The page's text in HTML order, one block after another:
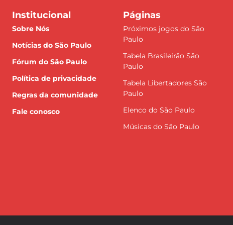
Institucional
Sobre Nós
Notícias do São Paulo
Fórum do São Paulo
Política de privacidade
Regras da comunidade
Fale conosco
Páginas
Próximos jogos do São
Paulo
Tabela Brasileirão São
Paulo
Tabela Libertadores São
Paulo
Elenco do São Paulo
Músicas do São Paulo